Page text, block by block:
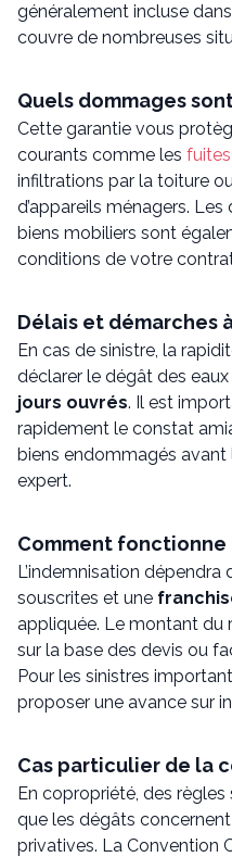
généralement incluse
couvre de nombreuses
Quels dommages
Cette garantie vous
courants comme les
infiltrations par la toiture
d’appareils ménagers.
biens mobiliers sont
conditions de votre
Délais et démarches
En cas de sinistre, la
déclarer le dégât des
jours ouvrés. Il est
rapidement le constat
biens endommagés avant
expert.
Comment fonctionne
L’indemnisation
souscrites et une
appliquée. Le montant du
sur la base des devis ou
Pour les sinistres
proposer une avance sur
Cas particulier de la
En copropriété, des règles
que les dégâts
privatives. La Convention